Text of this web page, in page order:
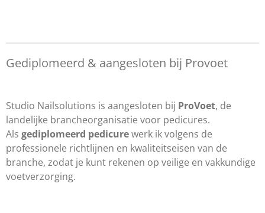
Gediplomeerd & aangesloten bij Provoet
Studio Nailsolutions is aangesloten bij ProVoet, de
landelijke brancheorganisatie voor pedicures.
Als gediplomeerd pedicurewerk ik volgens de
professionele richtlijnen en kwaliteitseisen van de
branche, zodat je kunt rekenen op veilige en vakkundige
voetverzorging.